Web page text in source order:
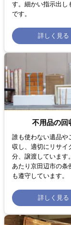
す。細かい指示出し
です。
詳しく見る
不用品の回
誰も使わない遺品や
収し、適切にリサイ
分、譲渡しています
あたり京田辺市の条
も遵守しています。
詳しく見る